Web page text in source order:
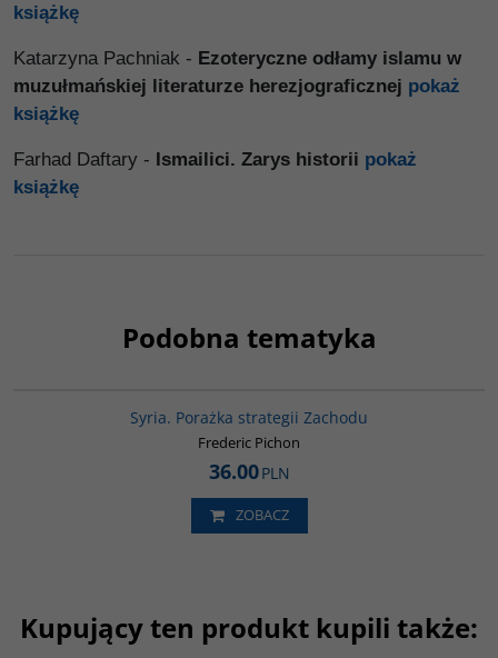
książkę
Katarzyna Pachniak - Ezoteryczne odłamy islamu w
muzułmańskiej literaturze herezjograficznej pokaż
książkę
Farhad Daftary - Ismailici. Zarys historii pokaż
książkę
Podobna tematyka
Syria. Porażka strategii Zachodu
Frederic Pichon
36.00PLN
ZOBACZ
Kupujący ten produkt kupili także: